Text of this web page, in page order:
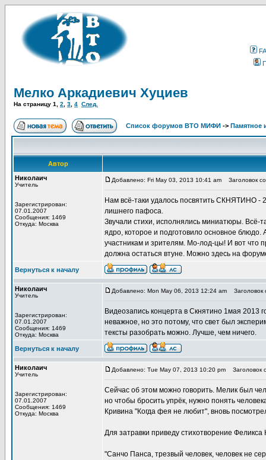
Мелко Аркадиевич Хуциев
На страницу 1 2 3 4 След.
Список форумов ВТО МИФИ -> Памятное
Автор
Николаич
Учитель
Зарегистрирован:
07.01.2007
Сообщения: 1469
Откуда: Москва
Добавлено: Fri May 03, 2013 10:41 am Заголовок
Нам всё-таки удалось посвятить СКНЯТИНО -
лишнего пафоса.
Звучали стихи, исполнялись миниатюры. Всё-
ядро, которое и подготовило основное
участникам и зрителям. Мо-лод-цы! И вот что
должна остаться втуне. Можно здесь на
Вернуться к началу
Николаич
Учитель
Зарегистрирован:
07.01.2007
Сообщения: 1469
Откуда: Москва
Добавлено: Mon May 06, 2013 12:24 am Заголовок
Видеозапись концерта в Скнятино 1мая 2013
неважное, но это потому, что свет был
тексты разобрать можно. Лучше, чем ничего.
Вернуться к началу
Николаич
Учитель
Зарегистрирован:
07.01.2007
Сообщения: 1469
Откуда: Москва
Добавлено: Tue May 07, 2013 10:20 pm Заголовок
Сейчас об этом можно говорить. Мелик был
но чтобы бросить упрёк, нужно понять
Кривина "Когда фея не любит", вновь
Для затравки приведу стихотворение Феликса
"Санчо Панса, трезвый человек, человек не